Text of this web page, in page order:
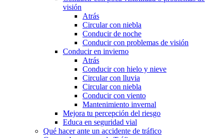
visión
Atrás
Circular con niebla
Conducir de noche
Conducir con problemas de visión
Conducir en invierno
Atrás
Conducir con hielo y nieve
Circular con lluvia
Circular con niebla
Conducir con viento
Mantenimiento invernal
Mejora tu percepción del riesgo
Educa en seguridad vial
Qué hacer ante un accidente de tráfico